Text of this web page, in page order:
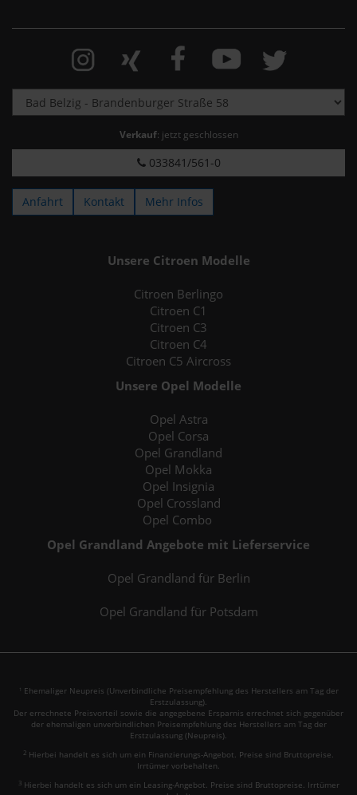
Verkauf: jetzt geschlossen
033841/561-0
Anfahrt Kontakt Mehr Infos
Unsere Citroen Modelle
Citroen Berlingo
Citroen C1
Citroen C3
Citroen C4
Citroen C5 Aircross
Unsere Opel Modelle
Opel Astra
Opel Corsa
Opel Grandland
Opel Mokka
Opel Insignia
Opel Crossland
Opel Combo
Opel Grandland Angebote mit Lieferservice
Opel Grandland für Berlin
Opel Grandland für Potsdam
1 Ehemaliger Neupreis (Unverbindliche Preisempfehlung des Herstellers am Tag der
Erstzulassung).
Der errechnete Preisvorteil sowie die angegebene Ersparnis errechnet sich gegenüber
der ehemaligen unverbindlichen Preisempfehlung des Herstellers am Tag der
Erstzulassung (Neupreis).
2 Hierbei handelt es sich um ein Finanzierungs-Angebot. Preise sind Bruttopreise.
Irrtümer vorbehalten.
3 Hierbei handelt es sich um ein Leasing-Angebot. Preise sind Bruttopreise. Irrtümer